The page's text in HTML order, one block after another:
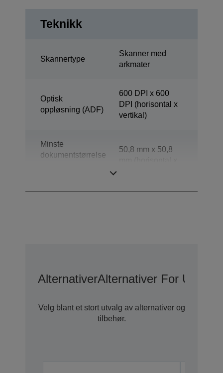
Teknikk
Skannertype
Skanner med
arkmater
Optisk
oppløsning (ADF)
600 DPI x 600
DPI (horisontal x
vertikal)
Minste
dokumentstørrelse
50,8 mm x 50,8
AlternativerAlternativer For
Velg blant et stort utvalg av alternativer og
tilbehør.